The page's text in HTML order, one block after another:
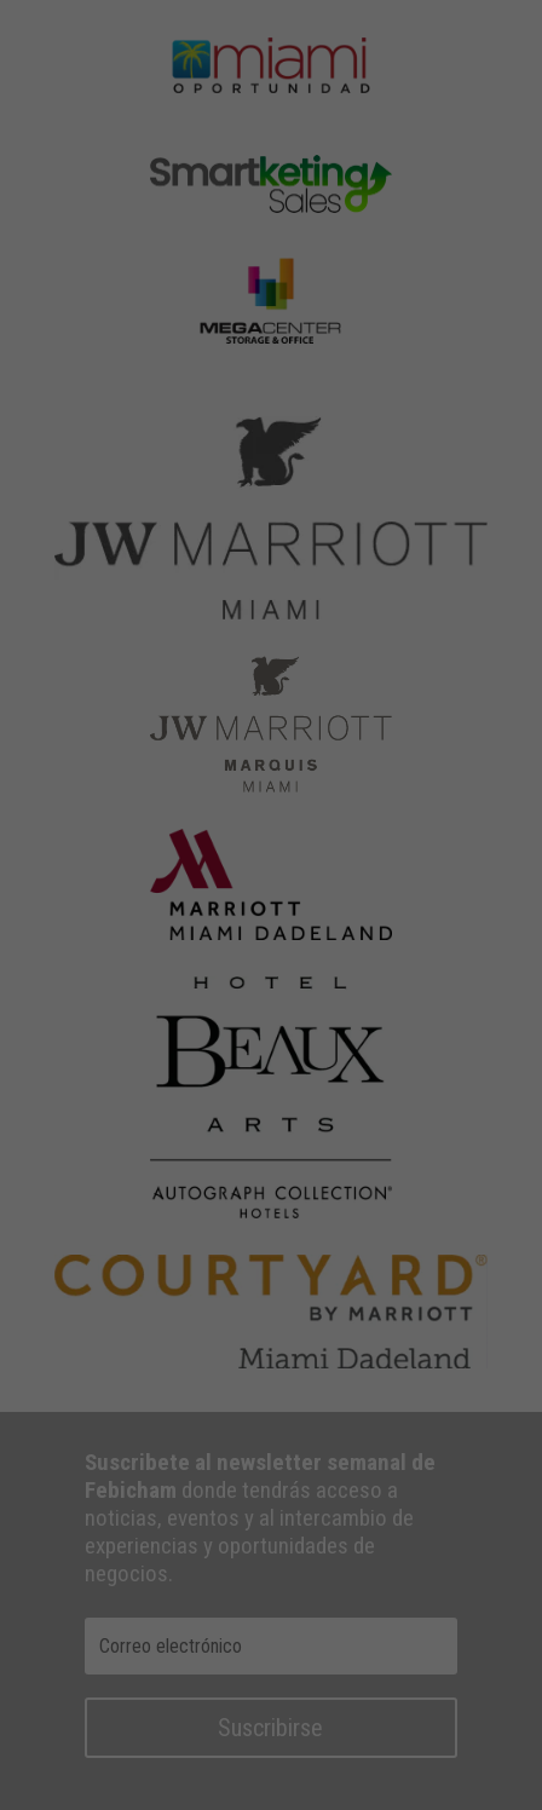
Suscribete al newsletter semanal de
Febicham donde tendrás acceso a
noticias, eventos y al intercambio de
experiencias y oportunidades de
negocios.
Suscribirse